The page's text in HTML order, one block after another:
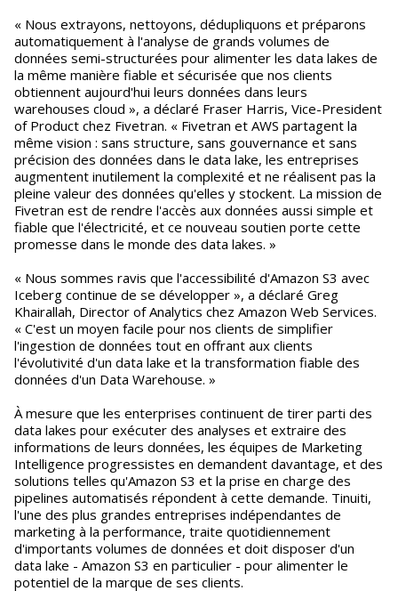
« Nous extrayons, nettoyons, dédupliquons et préparons
automatiquement à l'analyse de grands volumes de
données semi-structurées pour alimenter les data lakes de
la même manière fiable et sécurisée que nos clients
obtiennent aujourd'hui leurs données dans leurs
warehouses cloud », a déclaré Fraser Harris, Vice-President
of Product chez Fivetran. « Fivetran et AWS partagent la
même vision : sans structure, sans gouvernance et sans
précision des données dans le data lake, les entreprises
augmentent inutilement la complexité et ne réalisent pas la
pleine valeur des données qu'elles y stockent. La mission de
Fivetran est de rendre l'accès aux données aussi simple et
fiable que l'électricité, et ce nouveau soutien porte cette
promesse dans le monde des data lakes. »
« Nous sommes ravis que l'accessibilité d'Amazon S3 avec
Iceberg continue de se développer », a déclaré Greg
Khairallah, Director of Analytics chez Amazon Web Services.
« C'est un moyen facile pour nos clients de simplifier
l'ingestion de données tout en offrant aux clients
l'évolutivité d'un data lake et la transformation fiable des
données d'un Data Warehouse. »
À mesure que les enterprises continuent de tirer parti des
data lakes pour exécuter des analyses et extraire des
informations de leurs données, les équipes de Marketing
Intelligence progressistes en demandent davantage, et des
solutions telles qu'Amazon S3 et la prise en charge des
pipelines automatisés répondent à cette demande. Tinuiti,
l'une des plus grandes entreprises indépendantes de
marketing à la performance, traite quotidiennement
d'importants volumes de données et doit disposer d'un
data lake - Amazon S3 en particulier - pour alimenter le
potentiel de la marque de ses clients.